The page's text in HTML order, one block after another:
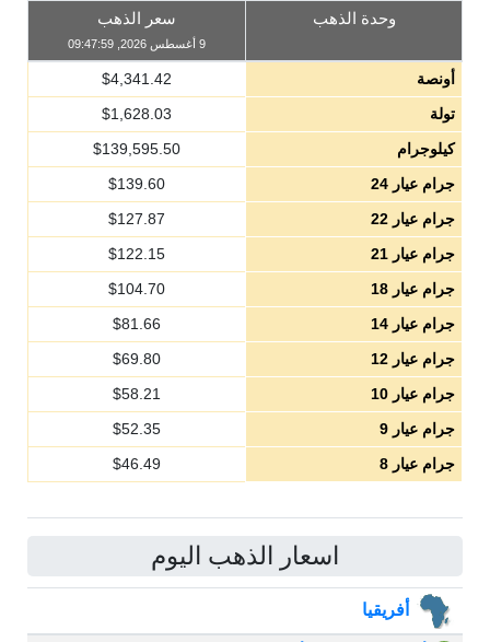
وحدة الذهب سعر الذهب
9 أغسطس 2026, 09:47:59
أونصة $4,341.42
تولة
$1,628.03
كيلوجرام
$139,595.50
جرام عيار 24
$139.60
جرام عيار 22
$127.87
جرام عيار 21
$122.15
جرام عيار 18
$104.70
جرام عيار 14
$81.66
جرام عيار 12
$69.80
جرام عيار 10
$58.21
جرام عيار 9
$52.35
جرام عيار 8
$46.49
اسعار الذهب اليوم
أفريقيا